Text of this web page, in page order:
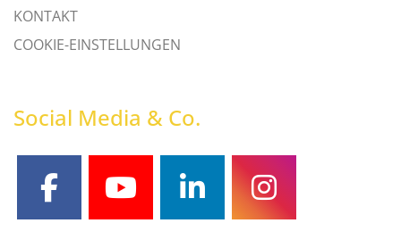
KONTAKT
COOKIE-EINSTELLUNGEN
Social Media & Co.
facebookyoutubelinkedininstagram